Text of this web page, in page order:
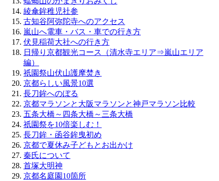
綾傘鉾稚児社参
古知谷阿弥陀寺へのアクセス
嵐山へ電車・バス・車での行き方
伏見稲荷大社への行き方
日帰り京都観光コース（清水寺エリア⇒嵐山エリア
編）
祇園祭山伏山護摩焚き
京都らしい風景10選
長刀鉾へのぼる
京都マラソンと大阪マラソンと神戸マラソン比較
五条大橋～四条大橋～三条大橋
祇園祭を10倍楽しむ！
長刀鉾・函谷鉾曳初め
京都で夏休み子どもとお出かけ
秦氏について
首塚大明神
京都名庭園10箇所